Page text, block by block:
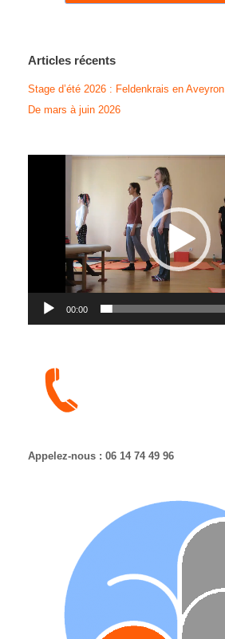
Articles récents
Stage d’été 2026 : Feldenkrais en Aveyron
De mars à juin 2026
00:00
Appelez-nous : 06 14 74 49 96